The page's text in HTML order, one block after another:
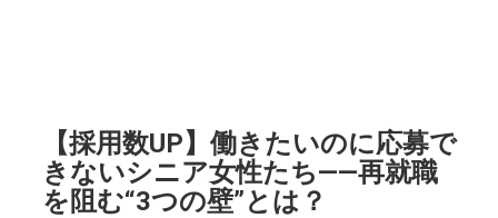
【採用数UP】働きたいのに応募で
きないシニア女性たち――再就職
を阻む“3つの壁”とは？